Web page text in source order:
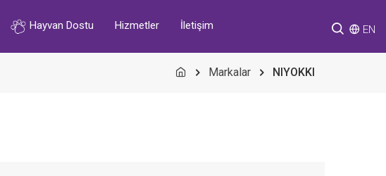
Hayvan Dostu Hizmetler İletişim EN
Markalar NIYOKKI